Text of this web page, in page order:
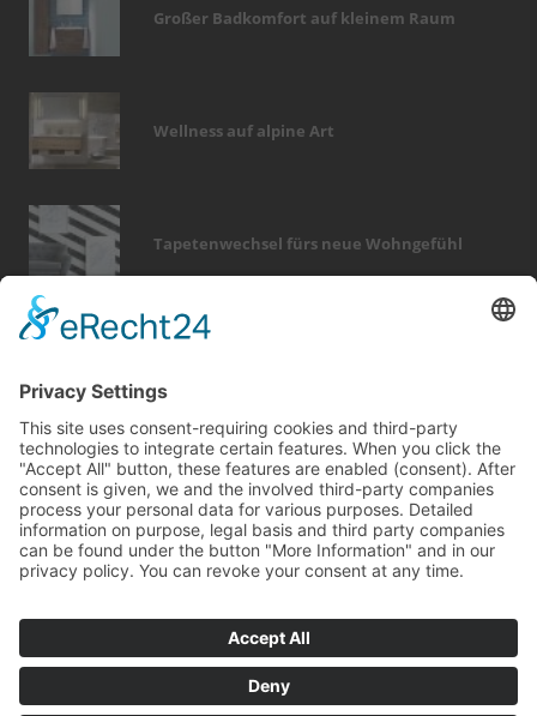
Großer Badkomfort auf kleinem Raum
Wellness auf alpine Art
Tapetenwechsel fürs neue Wohngefühl
dekoration sanieren outdoor
rund ums haus
dämmung
sicherheit fenster
türen
smart home
dach heizung fotovoltaik
fliesen
fußboden
badezimmer finanzierung
entfeuchtung